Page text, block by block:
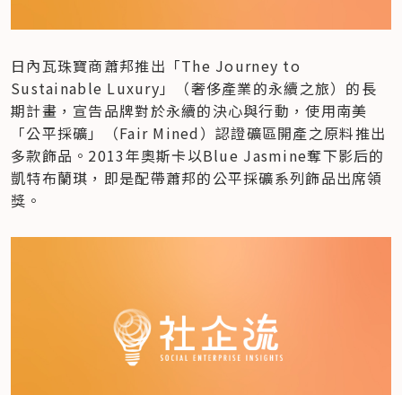
日內瓦珠寶商蕭邦推出「The Journey to
Sustainable Luxury」（奢侈產業的永續之旅）的長
期計畫，宣告品牌對於永續的決心與行動，使用南美
「公平採礦」（Fair Mined）認證礦區開產之原料推出
多款飾品。2013年奧斯卡以Blue Jasmine奪下影后的
凱特布蘭琪，即是配帶蕭邦的公平採礦系列飾品出席領
獎。